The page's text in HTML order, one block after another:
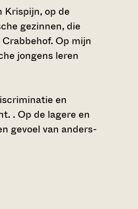
Krispijn, op de
gezinnen, die
Op mijn
jongens leren
en
. Op de lagere en
gevoel van anders-